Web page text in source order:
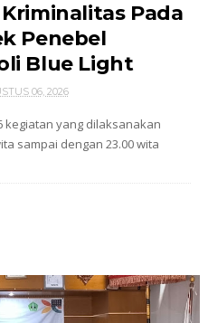
Pada
Penebel
Blue Light
06, 2026
kegiatan yang dilaksanakan
sampai dengan 23.00 wita